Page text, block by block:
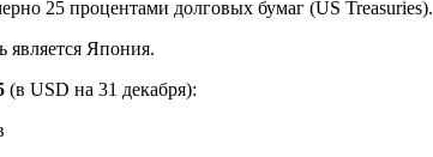
25 процентами долговых бумаг (US Treasuries).
является Япония.
(в USD на 31 декабря):